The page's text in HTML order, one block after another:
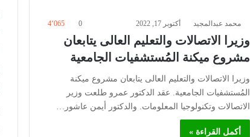
محمد عبدالمجيد أكتوبر 17, 2022 0 4٬065
وزيرا الاتصالات والتعليم العالى يتابعان
مشروع ميكنة المُستشفيات الجامعية
وزيرا الاتصالات والتعليم العالى يتابعان مشروع ميكنة
المُستشفيات الجامعية. عقد الدكتور عمرو طلعت وزير
الاتصالات وتكنولوجيا المعلومات. والدكتور أيمن عاشور…
أكمل القراءة »